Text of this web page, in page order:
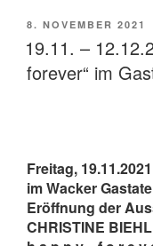
|
VIDEO
PORTRAITS
VOL.
VERÖFFENTLICHT
AM
8. NOVEMBER 2021
19.11. –
forever“ im
Freitag,
im Wacker
Eröffnung der
CHRISTINE